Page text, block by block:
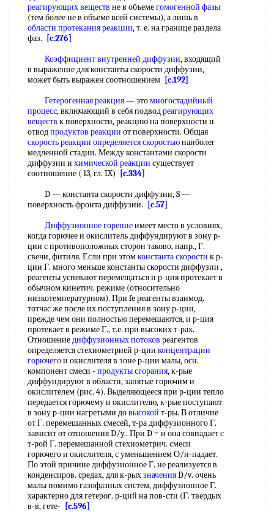
реагирующих веществ не в объемегомогенной фазы
(тем более не в объеме всей системы), а лишь в
области протекания реакции, т. е. на границе раздела
фаз.
[c.276]
Коэффициент внутренней диффузии, входящий
в выражение для константы скорости диффузии,
может быть выражен соотношением [c.192]
Гетерогенная реакция— этомногостадийный
процесс, включающий в себя подводреагирующих
веществ к поверхности, реакцию на поверхности и
отводпродуктов реакции от поверхности. Общая
скорость реакции определяется скоростьюнаиболег
медленной стадии. Между константами скорости
диффузии и химической реакции существует
соотношение ( 13, гл. IX)
[c.334]
D — константа скорости диффузии, S —
поверхность фронта диффузии.
[c.57]
Диффузионное горениеимеет место в условиях,
когда горючее и окислитель диффундируют в зону р-
ции с противоположных сторон таково, напр., Г.
свечи, фитиля. Если при этомконстанта скорости к р-
ции Г. много меньше константы скорости диффузии ,
реагенты успевают перемещаться и р-ция протекает в
обычном кинетич. режиме (относительно
низкотемпературном). При fe реагенты взаимод.
тотчас же после их поступления в зону р-ции,
прежде чем они полностью перемешаются, и р-ция
протекает в режиме Г., т.е. при высоких т-рах.
Отношениедиффузионных потоков реагентов
определяется стехиометрией р-ции концентрации
горючегои окислителя в зоне р-ции малы, осн.
компонент смеси - продукты сгорания, к-рые
диффундируют в области, занятые горючим и
окислителем (рис. 4). Выделяющееся при р-ции тепло
передается горючему и окислителю, к-рые поступают
в зону р-ции нагретыми довысокой т-ры. В отличие
от Г. перемешанных смесей, т-ра диффузионного Г.
зависит от отношения D/y.. При D = и она совпадает с
т-рой Г. перемешанной стехиометрич. смеси
горючего и окислителя, с уменьшением О/и-падает.
По этой причине диффузионное Г. не реализуется в
конденсиров. средах, для к-рыхзначенияD/v. очень
малы помимо газофазных систем, диффузионное Г.
характерно для гетерог. р-ций на пов-сти (Г. твердых
в-в, гете-
[c.596]